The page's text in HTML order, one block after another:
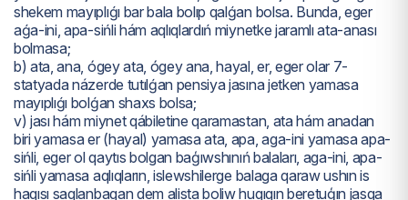
shekem mayıplıǵı bar bala bolıp qalǵan bolsa. Bunda, eger
aǵa-ini, apa-sińli hám aqlıqlardıń miynetke jaramlı ata-anası
bolmasa;
b) ata, ana, ógey ata, ógey ana, hayal, er, eger olar 7-
statyada názerde tutılǵan pensiya jasına jetken yamasa
mayıplıǵı bolǵan shaxs bolsa;
v) jası hám miynet qábiletine qaramastan, ata hám anadan
biri yamasa er (hayal) yamasa ata, apa, aga-ini yamasa apa-
sińli, eger ol qaytıs bolgan baģıwshınıń balaları, aga-ini, apa-
sińli yamasa aqlıqların, islewshilerge balaga qaraw ushın is
haqısı saqlanbagan dem alista boliw huqıqın beretuģın jasqa